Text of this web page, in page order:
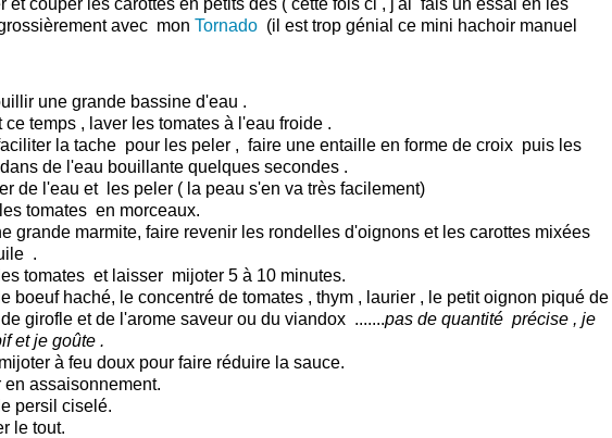
et couper les carottes en petits dés ( cette fois ci , j'ai fais un essai en les
avec mon Tornado (il est trop génial ce mini hachoir manuel
une grande bassine d'eau .
ce temps , laver les tomates à l'eau froide .
la tache pour les peler , faire une entaille en forme de croix puis les
de l'eau bouillante quelques secondes .
de l'eau et les peler ( la peau s'en va très facilement)
tomates en morceaux.
grande marmite, faire revenir les rondelles d'oignons et les carottes mixées
.
tomates et laisser mijoter 5 à 10 minutes.
boeuf haché, le concentré de tomates , thym , laurier , le petit oignon piqué de
girofle et de l'arome saveur ou du viandox .......pas de quantité précise , je
et je goûte .
à feu doux pour faire réduire la sauce.
en assaisonnement.
persil ciselé.
le tout.